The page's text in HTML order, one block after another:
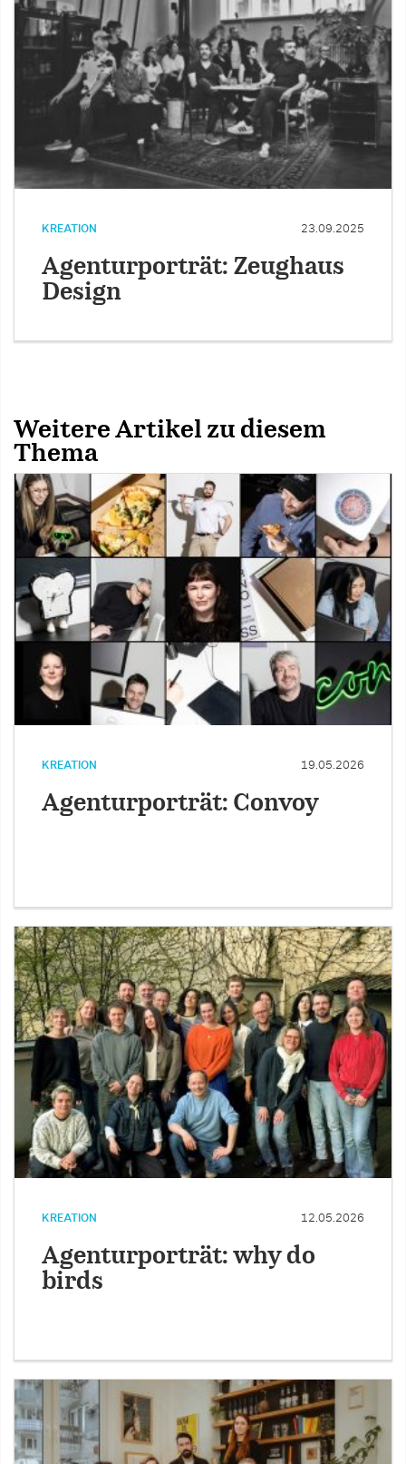
KREATION 23.09.2025
Agenturporträt: Zeughaus
Design
Weitere Artikel zu diesem
Thema
KREATION 19.05.2026
Agenturporträt: Convoy
KREATION 12.05.2026
Agenturporträt: why do
birds